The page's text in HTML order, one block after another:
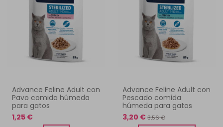
Advance Feline Adult con
Pavo comida húmeda
para gatos
1,25 €
Advance Feline Adult con
Pescado comida
húmeda para gatos
3,20 €3,56 €